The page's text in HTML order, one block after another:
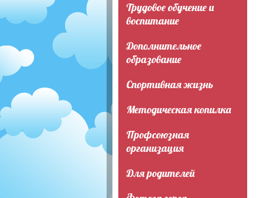
Трудовое обучение и
воспитание
Дополнительное
образование
Спортивная жизнь
Методическая копилка
Профсоюзная
организация
Для родителей